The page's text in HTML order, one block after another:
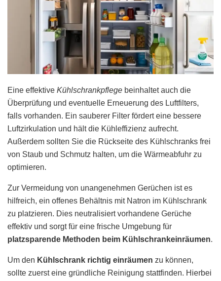
Eine effektive Kühlschrankpflege beinhaltet auch die
Überprüfung und eventuelle Erneuerung des Luftfilters,
falls vorhanden. Ein sauberer Filter fördert eine bessere
Luftzirkulation und hält die Kühleffizienz aufrecht.
Außerdem sollten Sie die Rückseite des Kühlschranks frei
von Staub und Schmutz halten, um die Wärmeabfuhr zu
optimieren.
Zur Vermeidung von unangenehmen Gerüchen ist es
hilfreich, ein offenes Behältnis mit Natron im Kühlschrank
zu platzieren. Dies neutralisiert vorhandene Gerüche
effektiv und sorgt für eine frische Umgebung für
platzsparende Methoden beim Kühlschrankeinräumen.
Um den Kühlschrank richtig einräumen zu können,
sollte zuerst eine gründliche Reinigung stattfinden. Hierbei